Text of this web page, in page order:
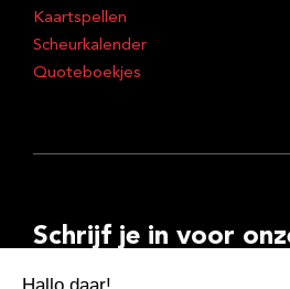
Kaartspellen
Scheurkalender
Quoteboekjes
Schrijf je in voor